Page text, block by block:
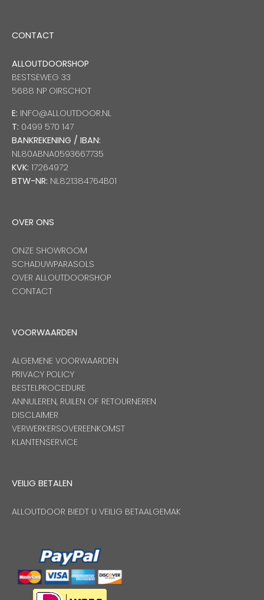
CONTACT
ALLOUTDOORSHOP
BESTSEWEG 33
5688 NP OIRSCHOT
E: INFO@ALLOUTDOOR.NL
T: 0499 570 147
BANKREKENING / IBAN:
NL80ABNA0593667735
KVK: 17264972
BTW-NR: NL821384764B01
OVER ONS
ONZE SHOWROOM
SCHADUWPARASOLS
OVER ALLOUTDOORSHOP
CONTACT
VOORWAARDEN
ALGEMENE VOORWAARDEN
PRIVACY POLICY
BESTELPROCEDURE
ANNULEREN, RUILEN OF RETOURNEREN
DISCLAIMER
VERWERKERSOVEREENKOMST
KLANTENSERVICE
VEILIG BETALEN
ALLOUTDOOR BIEDT U VEILIG BETAALGEMAK